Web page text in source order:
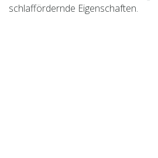
schlaffördernde Eigenschaften.